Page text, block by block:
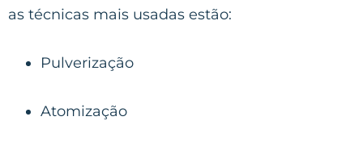
as técnicas mais usadas estão:
Pulverização
Atomização